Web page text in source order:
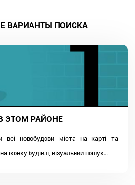
ВАРИАНТЫ ПОИСКА
ЭТОМ РАЙОНЕ
всі новобудови міста на карті та
іконку будівлі, візуальний пошук...